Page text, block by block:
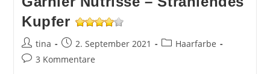
Kupfer
Beitrags-
Autor:
tina
Beitrag
veröffentlicht:
2. September 2021
Beitrags-
Haarfarbe
Beitrags-
3 Kommentare